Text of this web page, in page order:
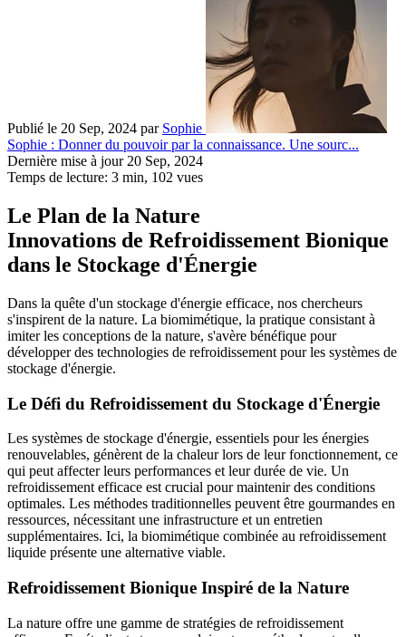
Publié le 20 Sep, 2024 par Sophie
Sophie : Donner du pouvoir par la connaissance. Une sourc...
Dernière mise à jour 20 Sep, 2024
Temps de lecture: 3 min, 102 vues
Le Plan de la Nature
Innovations de Refroidissement Bionique
dans le Stockage d'Énergie
Dans la quête d'un stockage d'énergie efficace, nos chercheurs
s'inspirent de la nature. La biomimétique, la pratique consistant à
imiter les conceptions de la nature, s'avère bénéfique pour
développer des technologies de refroidissement pour les systèmes de
stockage d'énergie.
Le Défi du Refroidissement du Stockage d'Énergie
Les systèmes de stockage d'énergie, essentiels pour les énergies
renouvelables, génèrent de la chaleur lors de leur fonctionnement, ce
qui peut affecter leurs performances et leur durée de vie. Un
refroidissement efficace est crucial pour maintenir des conditions
optimales. Les méthodes traditionnelles peuvent être gourmandes en
ressources, nécessitant une infrastructure et un entretien
supplémentaires. Ici, la biomimétique combinée au refroidissement
liquide présente une alternative viable.
Refroidissement Bionique Inspiré de la Nature
La nature offre une gamme de stratégies de refroidissement